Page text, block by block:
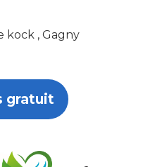
kock , Gagny
gratuit